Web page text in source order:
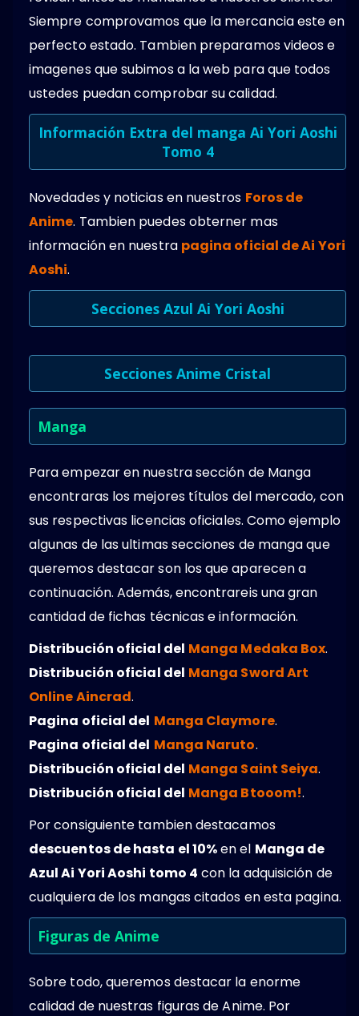
Siempre comprovamos que la mercancia este en
perfecto estado. Tambien preparamos videos e
imagenes que subimos a la web para que todos
ustedes puedan comprobar su calidad.
Información Extra del manga Ai Yori Aoshi
Tomo 4
Novedades y noticias en nuestros Foros de
Anime. Tambien puedes obterner mas
información en nuestra pagina oficial de Ai Yori
Aoshi.
Secciones Azul Ai Yori Aoshi
Secciones Anime Cristal
Manga
Para empezar en nuestra sección de Manga
encontraras los mejores títulos del mercado, con
sus respectivas licencias oficiales. Como ejemplo
algunas de las ultimas secciones de manga que
queremos destacar son los que aparecen a
continuación. Además, encontrareis una gran
cantidad de fichas técnicas e información.
Distribución oficial del Manga Medaka Box.
Distribución oficial del Manga Sword Art
Online Aincrad.
Pagina oficial del Manga Claymore.
Pagina oficial del Manga Naruto.
Distribución oficial del Manga Saint Seiya.
Distribución oficial del Manga Btooom!.
Por consiguiente tambien destacamos
descuentos de hasta el 10%en el Manga de
Azul Ai Yori Aoshi tomo 4 con la adquisición de
cualquiera de los mangas citados en esta pagina.
Figuras de Anime
Sobre todo, queremos destacar la enorme
calidad de nuestras figuras de Anime. Por